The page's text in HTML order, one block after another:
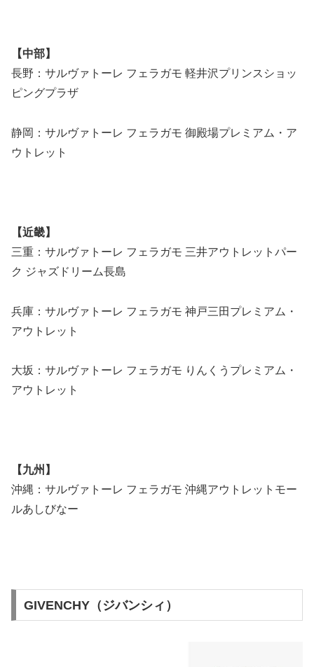
【中部】
長野：サルヴァトーレ フェラガモ 軽井沢プリンスショッ
ピングプラザ
静岡：サルヴァトーレ フェラガモ 御殿場プレミアム・ア
ウトレット
【近畿】
三重：サルヴァトーレ フェラガモ 三井アウトレットパー
ク ジャズドリーム長島
兵庫：サルヴァトーレ フェラガモ 神戸三田プレミアム・
アウトレット
大坂：サルヴァトーレ フェラガモ りんくうプレミアム・
アウトレット
【九州】
沖縄：サルヴァトーレ フェラガモ 沖縄アウトレットモー
ルあしびなー
GIVENCHY（ジバンシィ）